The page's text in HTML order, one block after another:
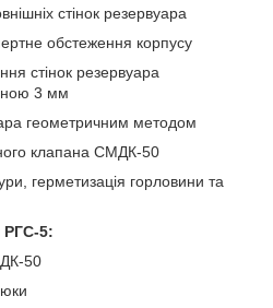
стінок резервуара
обстеження корпусу
стінок резервуара
3 мм
геометричним методом
клапана СМДК-50
герметизація горловини та
РГС-5:
50